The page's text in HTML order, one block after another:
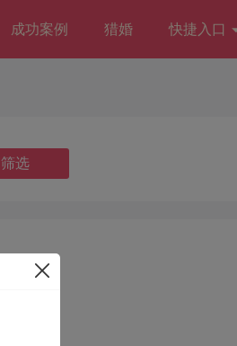
成功案例 猎婚 快捷入口
筛选